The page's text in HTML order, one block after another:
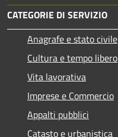
CATEGORIE DI SERVIZIO
Anagrafe e stato civile
Cultura e tempo libero
Vita lavorativa
Imprese e Commercio
Appalti pubblici
Catasto e urbanistica